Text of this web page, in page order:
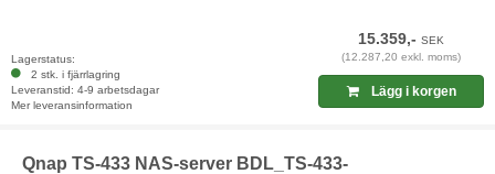
Lagerstatus:
2 stk. i fjärrlagring
Leveranstid: 4-9 arbetsdagar
Mer leveransinformation
15.359,-SEK
(12.287,20 exkl. moms)
Lägg i korgen
Qnap TS-433 NAS-server BDL_TS-433-